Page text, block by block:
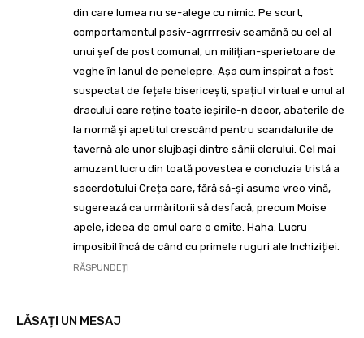
din care lumea nu se-alege cu nimic. Pe scurt,
comportamentul pasiv-agrrrresiv seamănă cu cel al
unui șef de post comunal, un milițian-sperietoare de
veghe în lanul de penelepre. Așa cum inspirat a fost
suspectat de fețele bisericești, spațiul virtual e unul al
dracului care reține toate ieșirile-n decor, abaterile de
la normă și apetitul crescând pentru scandalurile de
tavernă ale unor slujbași dintre sânii clerului. Cel mai
amuzant lucru din toată povestea e concluzia tristă a
sacerdotului Creța care, fără să-și asume vreo vină,
sugerează ca urmăritorii să desfacă, precum Moise
apele, ideea de omul care o emite. Haha. Lucru
imposibil încă de când cu primele ruguri ale Inchiziției.
RĂSPUNDEȚI
LĂSAȚI UN MESAJ